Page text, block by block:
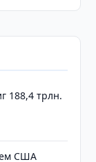
188,4 трлн.
США